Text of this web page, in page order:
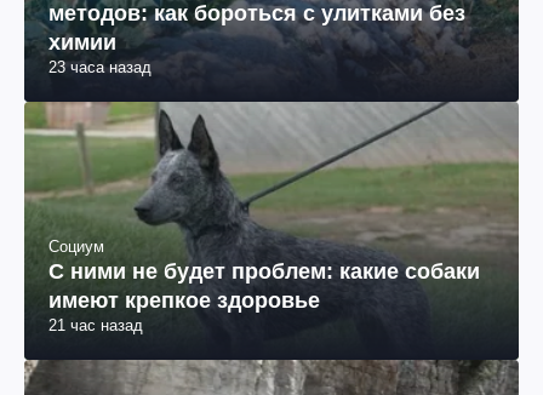
методов: как бороться с улитками без
химии
23 часа назад
Социум
С ними не будет проблем: какие собаки
имеют крепкое здоровье
21 час назад